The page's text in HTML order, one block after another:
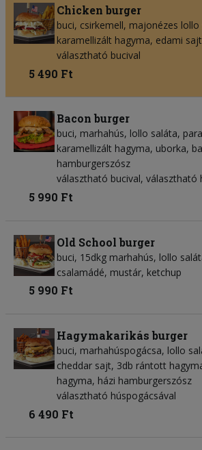
Chicken burger
buci, csirkemell, majonézes
karamellizált hagyma, edami
választható bucival
5 490 Ft
Bacon burger
buci, marhahús, lollo saláta,
karamellizált hagyma, uborka,
hamburgerszósz
választható bucival, választható
5 990 Ft
Old School burger
buci, 15dkg marhahús, lollo
csalamádé, mustár, ketchup
5 990 Ft
Hagymakarikás burger
buci, marhahúspogácsa, lollo
cheddar sajt, 3db rántott
hagyma, házi hamburgerszósz
választható húspogácsával
6 490 Ft